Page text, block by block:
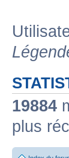
19884
plus